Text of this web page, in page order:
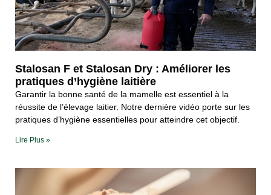
Stalosan F et Stalosan Dry : Améliorer les
pratiques d’hygiène laitière
Garantir la bonne santé de la mamelle est essentiel à la
réussite de l’élevage laitier. Notre dernière vidéo porte sur les
pratiques d’hygiène essentielles pour atteindre cet objectif.
Lire Plus »